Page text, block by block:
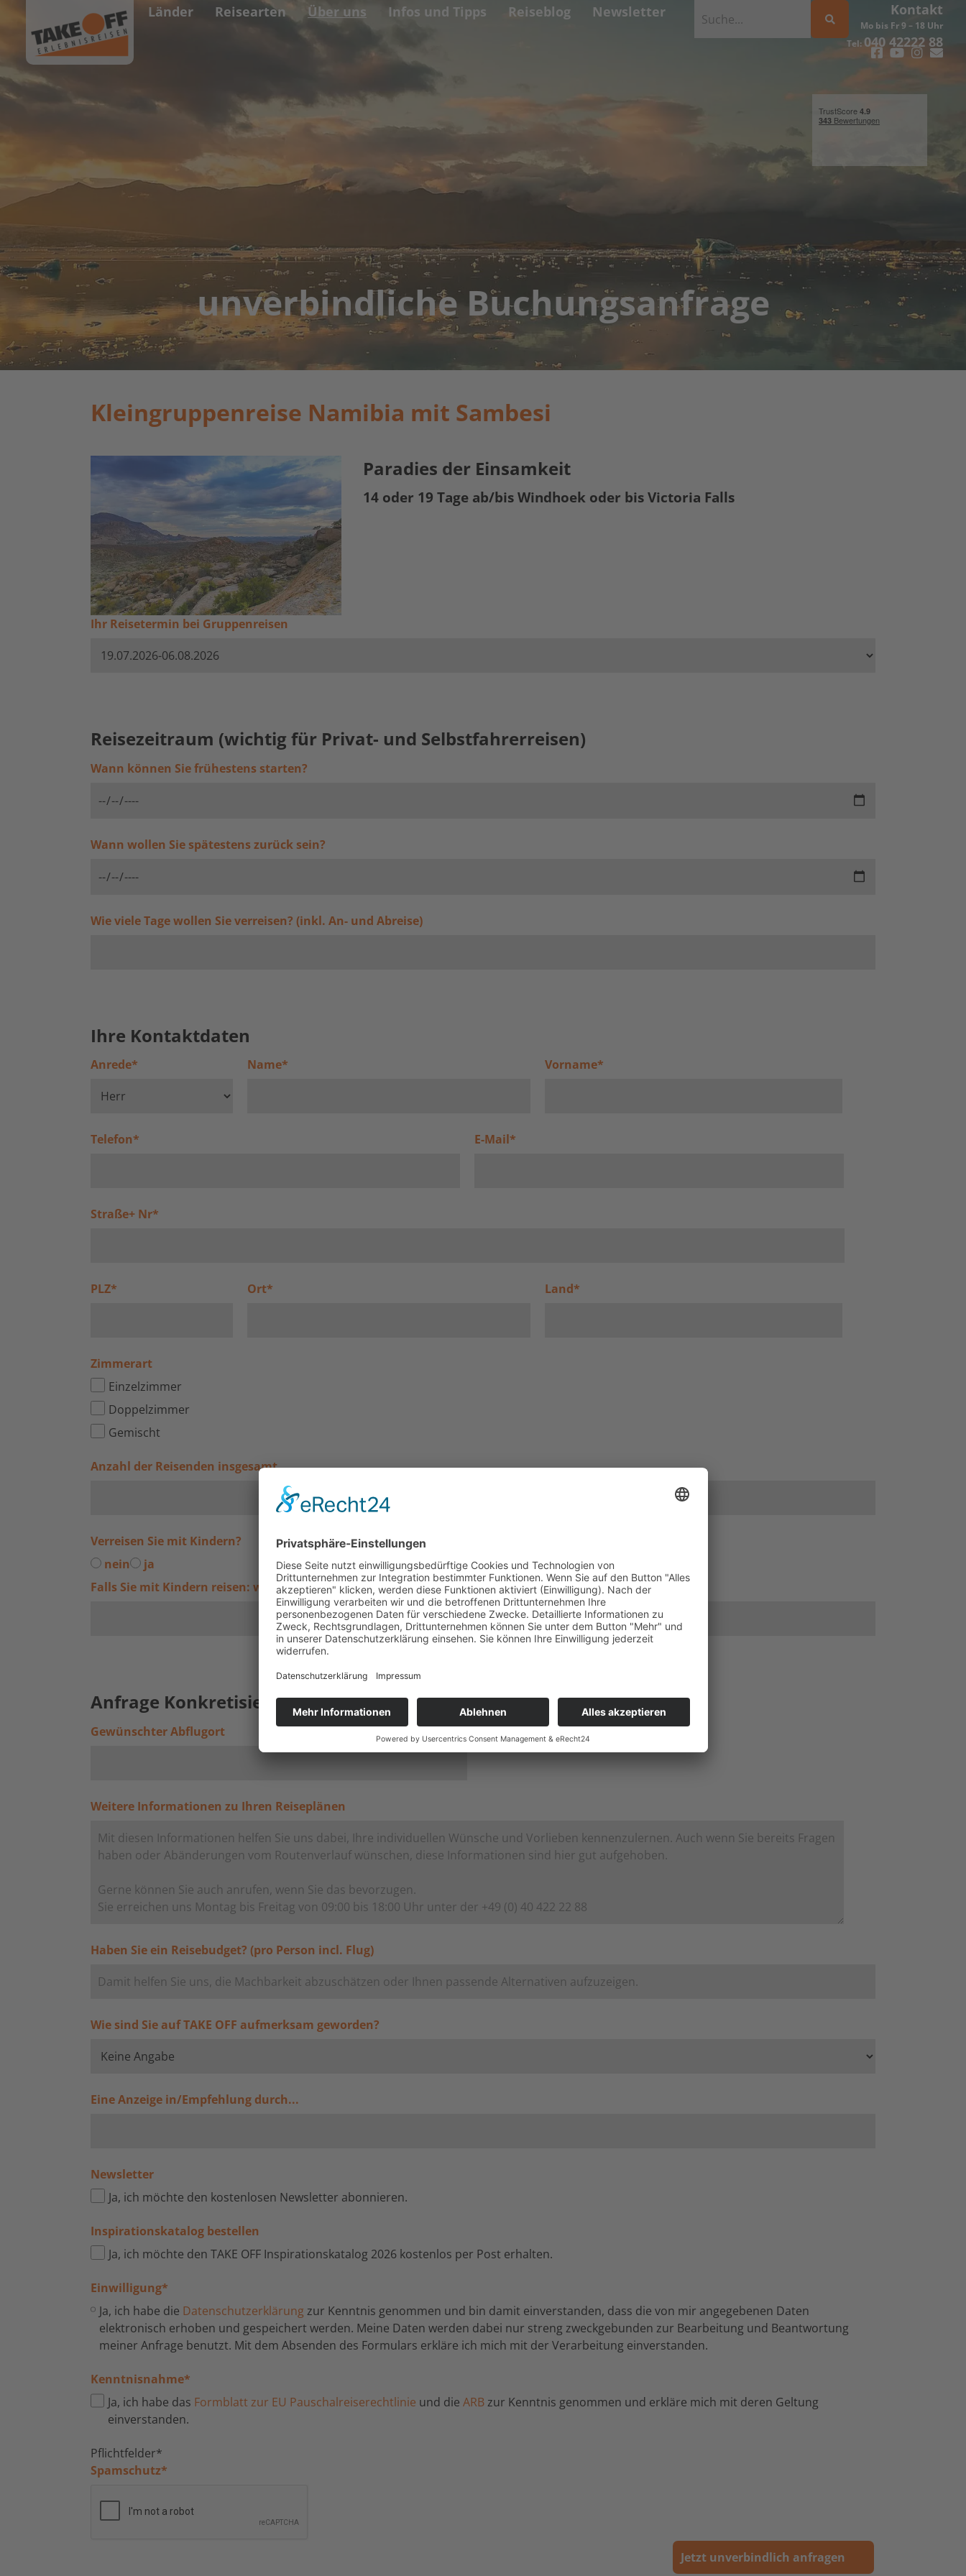
Länder Reisearten Über uns Infos und Tipps Reiseblog Newsletter
Tel:040 42222 88
Mo bis Fr 9 – 18 Uhr
Kontakt
unverbindliche Buchungsanfrage
Kleingruppenreise Namibia mit Sambesi
Paradies der Einsamkeit
14 oder 19 Tage ab/bis Windhoek oder bis Victoria Falls
Ihr Reisetermin bei Gruppenreisen
Reisezeitraum (wichtig für Privat- und Selbstfahrerreisen)
Wann können Sie frühestens starten?
Wann wollen Sie spätestens zurück sein?
Wie viele Tage wollen Sie verreisen? (inkl. An- und Abreise)
Ihre Kontaktdaten
Anrede* Name* Vorname*
Telefon* E-Mail*
Straße+ Nr*
PLZ* Ort* Land*
Zimmerart
Einzelzimmer
Doppelzimmer
Gemischt
Anzahl der Reisenden insgesamt
Verreisen Sie mit Kindern?
nein
ja
Falls Sie mit Kindern reisen: wie alt sind Ihre Kinder am Rückreisetag?
Anfrage Konkretisieren (freiwillig und unverbindlich)
Gewünschter Abflugort
Weitere Informationen zu Ihren Reiseplänen
Haben Sie ein Reisebudget? (pro Person incl. Flug)
Wie sind Sie auf TAKE OFF aufmerksam geworden?
Eine Anzeige in/Empfehlung durch...
Newsletter
Ja, ich möchte den kostenlosen Newsletter abonnieren.
Inspirationskatalog bestellen
Ja, ich möchte den TAKE OFF Inspirationskatalog 2026 kostenlos per Post erhalten.
Einwilligung*
Ja, ich habe die Datenschutzerklärungzur Kenntnis genommen und bin damit einverstanden, dass die von mir angegebenen Daten
elektronisch erhoben und gespeichert werden. Meine Daten werden dabei nur streng zweckgebunden zur Bearbeitung und Beantwortung
meiner Anfrage benutzt. Mit dem Absenden des Formulars erkläre ich mich mit der Verarbeitung einverstanden.
Kenntnisnahme*
Ja, ich habe das Formblatt zur EU Pauschalreiserechtlinie und dieARBzur Kenntnis genommen und erkläre mich mit deren Geltung
einverstanden.
Pflichtfelder*
Spamschutz*